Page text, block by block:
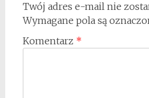
Twój adres e-mail nie
Wymagane pola są
Komentarz *